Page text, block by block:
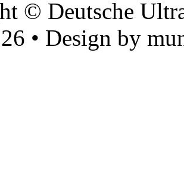
© Deutsche
• Design by